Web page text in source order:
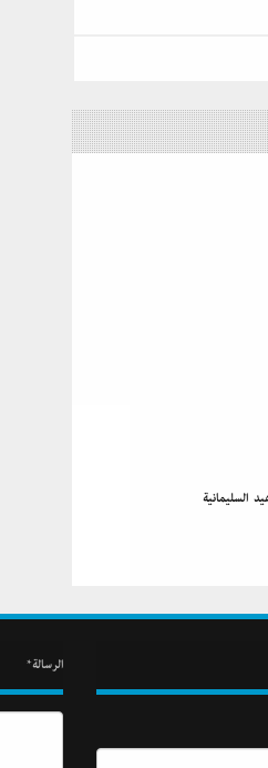
السلیمانیة
الرسالة*